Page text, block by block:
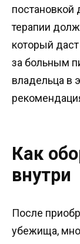
постановкой
терапии
который
за больным
владельца в
Как
внутри
После
убежища,